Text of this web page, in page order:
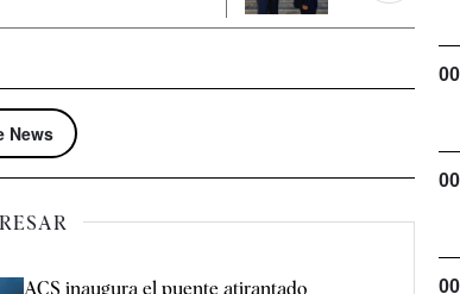
News
ACS inaugura el puente atirantado